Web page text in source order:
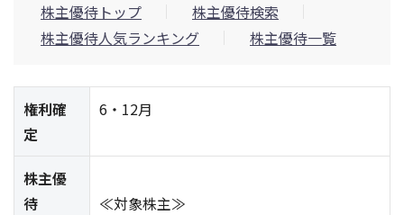
株主優待トップ
株主優待検索
株主優待人気ランキング
株主優待一覧
権利確
定
6・12月
株主優
待
≪対象株主≫